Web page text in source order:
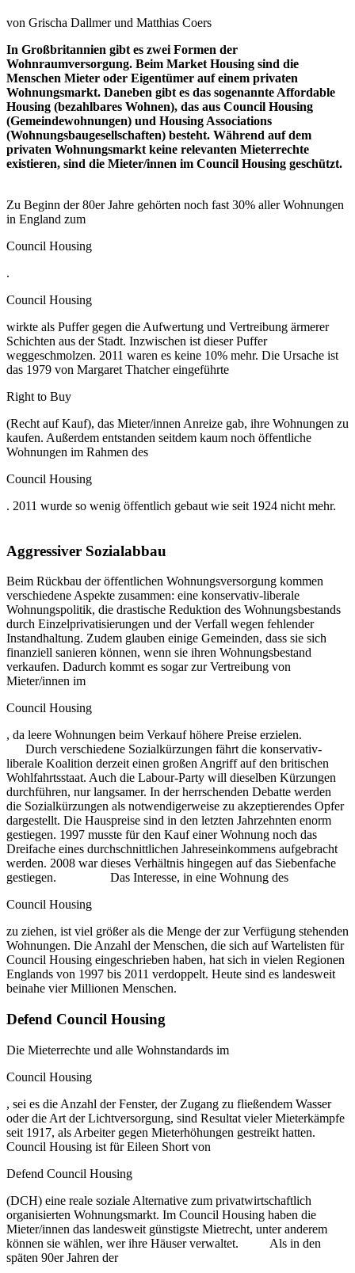
von Grischa Dallmer und Matthias Coers
In Großbritannien gibt es zwei Formen der
Wohnraumversorgung. Beim Market Housing sind die
Menschen Mieter oder Eigentümer auf einem privaten
Wohnungsmarkt. Daneben gibt es das sogenannte Affordable
Housing (bezahlbares Wohnen), das aus Council Housing
(Gemeindewohnungen) und Housing Associations
(Wohnungsbaugesellschaften) besteht. Während auf dem
privaten Wohnungsmarkt keine relevanten Mieterrechte
existieren, sind die Mieter/innen im Council Housing geschützt.
Zu Beginn der 80er Jahre gehörten noch fast 30% aller Wohnungen
in England zum
Council Housing
.
Council Housing
wirkte als Puffer gegen die Aufwertung und Vertreibung ärmerer
Schichten aus der Stadt. Inzwischen ist dieser Puffer
weggeschmolzen. 2011 waren es keine 10% mehr. Die Ursache ist
das 1979 von Margaret Thatcher eingeführte
Right to Buy
(Recht auf Kauf), das Mieter/innen Anreize gab, ihre Wohnungen zu
kaufen. Außerdem entstanden seitdem kaum noch öffentliche
Wohnungen im Rahmen des
Council Housing
. 2011 wurde so wenig öffentlich gebaut wie seit 1924 nicht mehr.
Aggressiver Sozialabbau
Beim Rückbau der öffentlichen Wohnungsversorgung kommen
verschiedene Aspekte zusammen: eine konservativ-liberale
Wohnungspolitik, die drastische Reduktion des Wohnungsbestands
durch Einzelprivatisierungen und der Verfall wegen fehlender
Instandhaltung. Zudem glauben einige Gemeinden, dass sie sich
finanziell sanieren können, wenn sie ihren Wohnungsbestand
verkaufen. Dadurch kommt es sogar zur Vertreibung von
Mieter/innen im
Council Housing
, da leere Wohnungen beim Verkauf höhere Preise erzielen.
Durch verschiedene Sozialkürzungen fährt die konservativ-
liberale Koalition derzeit einen großen Angriff auf den britischen
Wohlfahrtsstaat. Auch die Labour-Party will dieselben Kürzungen
durchführen, nur langsamer. In der herrschenden Debatte werden
die Sozialkürzungen als notwendigerweise zu akzeptierendes Opfer
dargestellt. Die Hauspreise sind in den letzten Jahrzehnten enorm
gestiegen. 1997 musste für den Kauf einer Wohnung noch das
Dreifache eines durchschnittlichen Jahreseinkommens aufgebracht
werden. 2008 war dieses Verhältnis hingegen auf das Siebenfache
gestiegen. Das Interesse, in eine Wohnung des
Council Housing
zu ziehen, ist viel größer als die Menge der zur Verfügung stehenden
Wohnungen. Die Anzahl der Menschen, die sich auf Wartelisten für
Council Housing eingeschrieben haben, hat sich in vielen Regionen
Englands von 1997 bis 2011 verdoppelt. Heute sind es landesweit
beinahe vier Millionen Menschen.
Defend Council Housing
Die Mieterrechte und alle Wohnstandards im
Council Housing
, sei es die Anzahl der Fenster, der Zugang zu fließendem Wasser
oder die Art der Lichtversorgung, sind Resultat vieler Mieterkämpfe
seit 1917, als Arbeiter gegen Mieterhöhungen gestreikt hatten.
Council Housing ist für Eileen Short von
Defend Council Housing
(DCH) eine reale soziale Alternative zum privatwirtschaftlich
organisierten Wohnungsmarkt. Im Council Housing haben die
Mieter/innen das landesweit günstigste Mietrecht, unter anderem
können sie wählen, wer ihre Häuser verwaltet. Als in den
späten 90er Jahren der